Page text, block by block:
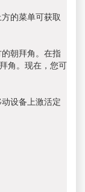
的菜单可获取
朝拜角。在指
角。现在，您可
设备上激活定